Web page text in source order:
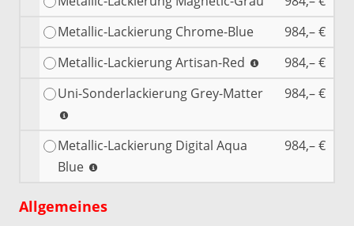
Metallic-Lackierung Chrome-Blue
984,– €
Metallic-Lackierung Artisan-Red
984,– €
Uni-Sonderlackierung Grey-Matter
984,– €
Metallic-Lackierung Digital Aqua
Blue
984,– €
Allgemeines